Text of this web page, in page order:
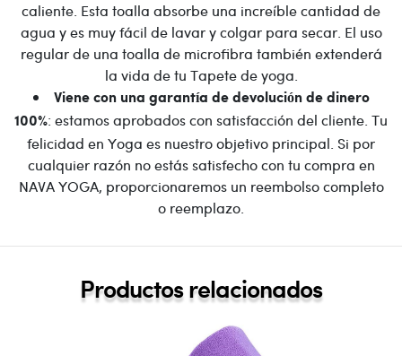
caliente. Esta toalla absorbe una increíble cantidad de
agua y es muy fácil de lavar y colgar para secar. El uso
regular de una toalla de microfibra también extenderá
la vida de tu Tapete de yoga.
Viene con una garantía de devolución de dinero
100%: estamos aprobados con satisfacción del cliente. Tu
felicidad en Yoga es nuestro objetivo principal. Si por
cualquier razón no estás satisfecho con tu compra en
NAVA YOGA, proporcionaremos un reembolso completo
o reemplazo.
Productos relacionados